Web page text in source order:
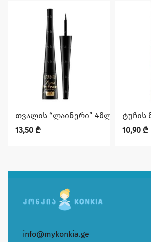
თვალის “ლაინერი” 4მლ EVELINE
13,50 ₾
ტუჩის
10,90 ₾
info@mykonkia.ge